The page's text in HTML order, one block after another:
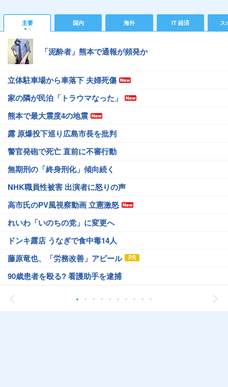
主要 国内 海外 IT 経済 ス
「泥酔者」熊本で通報が頻発か
立体駐車場から車落下 夫婦死傷
家の隣が民泊「トラウマなった」
熊本で最大震度4の地震
露 原爆投下巡り広島市長を批判
警官発砲で死亡 直前に不審行動
無期刑の「終身刑化」傾向続く
NHK職員性被害 出演者に怒りの声
高市氏のPV風視察動画 立憲激怒
れいわ「いのちの党」に変更へ
ドンキ露店 うなぎで食中毒14人
藤原竜也、「労務改善」アピール
90歳患者を殴る? 看護助手を逮捕